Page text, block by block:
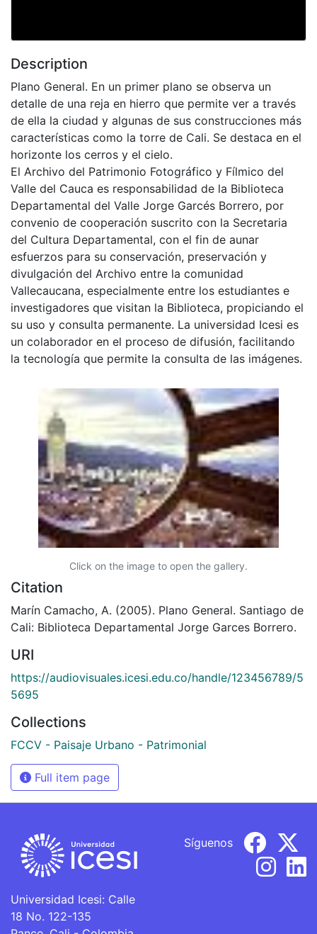
Description
Plano General. En un primer plano se observa un
detalle de una reja en hierro que permite ver a través
de ella la ciudad y algunas de sus construcciones más
características como la torre de Cali. Se destaca en el
horizonte los cerros y el cielo.
El Archivo del Patrimonio Fotográfico y Fílmico del
Valle del Cauca es responsabilidad de la Biblioteca
Departamental del Valle Jorge Garcés Borrero, por
convenio de cooperación suscrito con la Secretaria
del Cultura Departamental, con el fin de aunar
esfuerzos para su conservación, preservación y
divulgación del Archivo entre la comunidad
Vallecaucana, especialmente entre los estudiantes e
investigadores que visitan la Biblioteca, propiciando el
su uso y consulta permanente. La universidad Icesi es
un colaborador en el proceso de difusión, facilitando
la tecnología que permite la consulta de las imágenes.
Click on the image to open the gallery.
Citation
Marín Camacho, A. (2005). Plano General. Santiago de
Cali: Biblioteca Departamental Jorge Garces Borrero.
URI
https://audiovisuales.icesi.edu.co/handle/123456789/5
5695
Collections
FCCV - Paisaje Urbano - Patrimonial
Full item page
Universidad Icesi: Calle
18 No. 122-135
Síguenos